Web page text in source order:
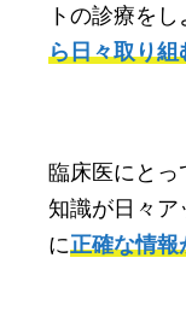
トの診療を
ら日々取り組
臨床医にとっ
知識が日々ア
に正確な情報